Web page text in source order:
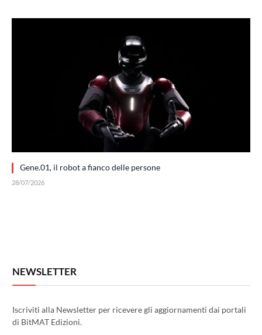
Gene.01, il robot a fianco delle persone
28/07/2026
NEWSLETTER
Iscriviti alla Newsletter per ricevere gli aggiornamenti dai portali
di BitMAT Edizioni.